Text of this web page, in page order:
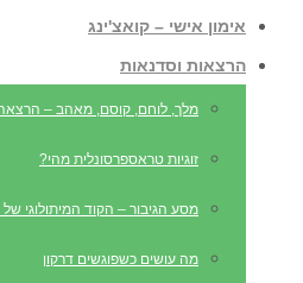
אימון אישי – קואצ'ינג
הרצאות וסדנאות
מלך, לוחם, קוסם, מאהב – הרצאה
זוגיות טראספרסונלית מהי?
מסע הגיבור – הקוד המיתולוגי
מה עושים כשפוגשים דרקון